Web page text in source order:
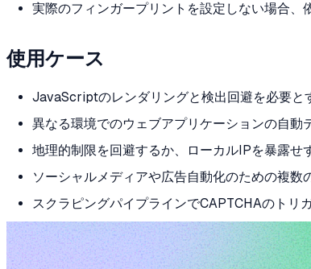
実際のフィンガープリントを設定しない場合、
使用ケース
JavaScriptのレンダリングと検出回避を必要と
異なる環境でのウェブアプリケーションの自動
地理的制限を回避するか、ローカルIPを暴露せ
ソーシャルメディアや広告自動化のための複数
スクラピングパイプラインでCAPTCHAのトリ